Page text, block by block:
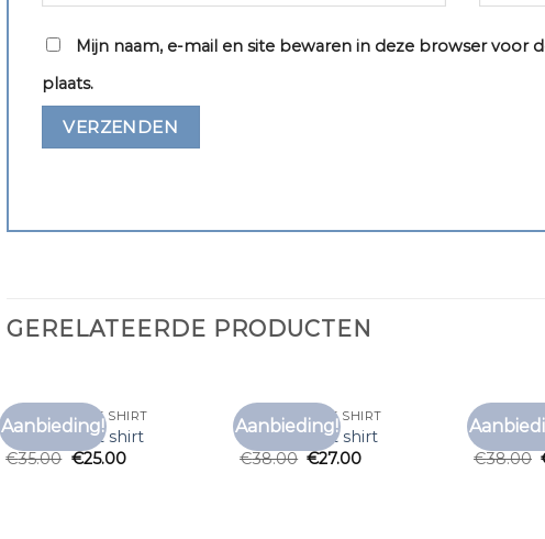
Mijn naam, e-mail en site bewaren in deze browser voor
plaats.
GERELATEERDE PRODUCTEN
Aanbieding!
Toevoegen
LONGSLEEVE T SHIRT
longsleeve t shirt
€35.00 €25.00
Aanbieding!
Toevoegen
LONGSLEEVE T SHIRT
longsleeve t shirt
€38.00 €27.00
€38.00